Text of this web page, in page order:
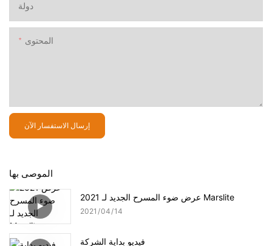
دولة
المحتوى
إرسال الاستفسار الآن
الموصى بها
2021 عرض ضوء المسرح الجديد لـ Marslite
2021 04 14
فيديو بداية الشركة